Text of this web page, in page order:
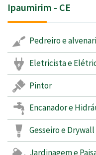
Ipaumirim - CE
Pedreiro e
Eletricista e
Pintor
Encanador e
Gesseiro e Drywall
Jardinagem e